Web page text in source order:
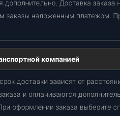
дополнительно. Доставка
заказы наложенным платежом.
компанией
доставки зависят от
и оплачиваются
оформлении заказа выберите